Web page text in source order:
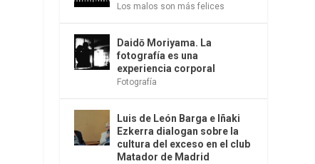
Los malos son más felices
Daidō Moriyama. La
fotografía es una
experiencia corporal
Fotografía
Luis de León Barga e Iñaki
Ezkerra dialogan sobre la
cultura del exceso en el club
Matador de Madrid